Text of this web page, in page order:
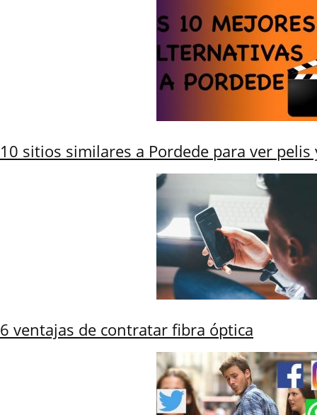
10 sitios similares a Pordede para ver
6 ventajas de contratar fibra óptica